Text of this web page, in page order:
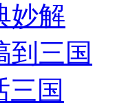
妙解
到三国
三国